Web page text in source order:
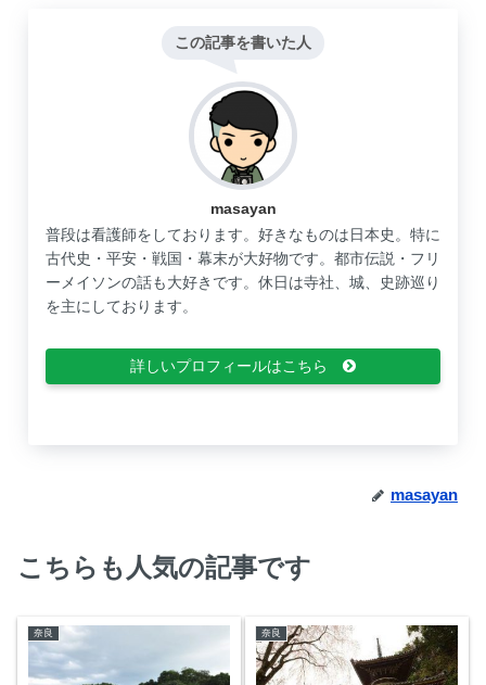
この記事を書いた人
masayan
普段は看護師をしております。好きなものは日本史。特に
古代史・平安・戦国・幕末が大好物です。都市伝説・フリ
ーメイソンの話も大好きです。休日は寺社、城、史跡巡り
を主にしております。
詳しいプロフィールはこちら
masayan
こちらも人気の記事です
奈良 奈良